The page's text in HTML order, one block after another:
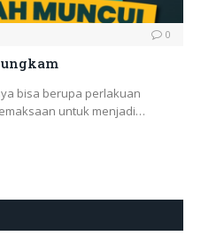
0
bisa berupa perlakuan
untuk menjadi…